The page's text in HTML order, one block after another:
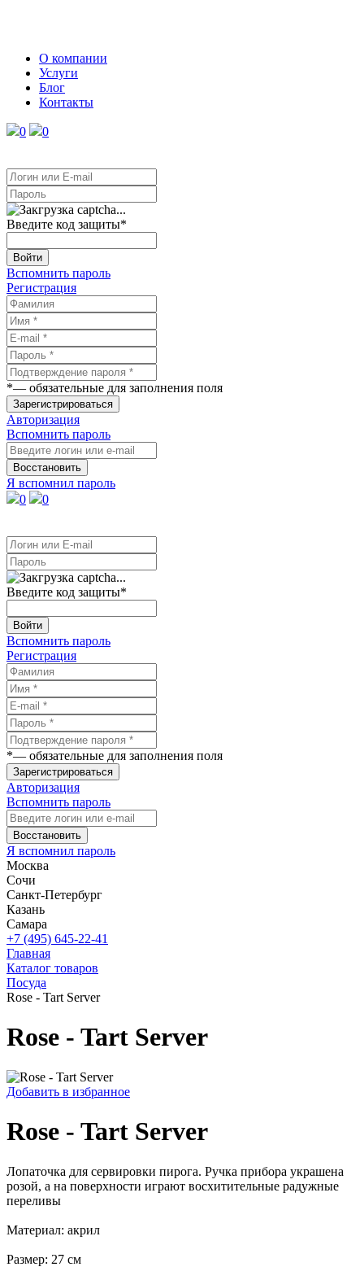
О компании
Услуги
Блог
Контакты
0 0
Введите код защиты*
Войти
Вспомнить пароль
Регистрация
*— обязательные для заполнения поля
Зарегистрироваться
Авторизация
Вспомнить пароль
Восстановить
Я вспомнил пароль
0
0
Введите код защиты*
Войти
Вспомнить пароль
Регистрация
*— обязательные для заполнения поля
Зарегистрироваться
Авторизация
Вспомнить пароль
Восстановить
Я вспомнил пароль
Москва
Сочи
Санкт-Петербург
Казань
Самара
+7 (495) 645-22-41
Главная
Каталог товаров
Посуда
Rose - Tart Server
Rose - Tart Server
Добавить в избранное
Rose - Tart Server
Лопаточка для сервировки пирога. Ручка прибора украшена
розой, а на поверхности играют восхитительные радужные
переливы
Материал: акрил
Размер: 27 см